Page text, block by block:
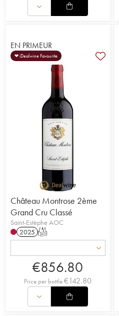
EN PRIMEUR
❤ iDealwine Favourite
Château Montrose 2ème
Grand Cru Classé
Saint-Estèphe AOC
2025 T
€856.80
Price per bottle€142.80